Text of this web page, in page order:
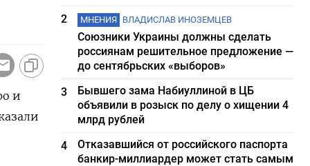
и
2
МНЕНИЯ ВЛАДИСЛАВ ИНОЗЕМЦЕВ
Союзники Украины должны сделать
россиянам решительное предложение —
до сентябрьских «выборов»
3
Бывшего зама Набиуллиной в ЦБ
объявили в розыск по делу о хищении 4
млрд рублей
4
Отказавшийся от российского паспорта
банкир-миллиардер может стать самым